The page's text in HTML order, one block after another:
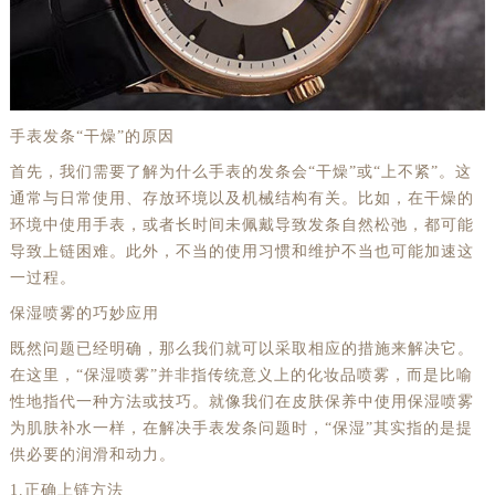
手表发条“干燥”的原因
首先，我们需要了解为什么手表的发条会“干燥”或“上不紧”。这
通常与日常使用、存放环境以及机械结构有关。比如，在干燥的
环境中使用手表，或者长时间未佩戴导致发条自然松弛，都可能
导致上链困难。此外，不当的使用习惯和维护不当也可能加速这
一过程。
保湿喷雾的巧妙应用
既然问题已经明确，那么我们就可以采取相应的措施来解决它。
在这里，“保湿喷雾”并非指传统意义上的化妆品喷雾，而是比喻
性地指代一种方法或技巧。就像我们在皮肤保养中使用保湿喷雾
为肌肤补水一样，在解决手表发条问题时，“保湿”其实指的是提
供必要的润滑和动力。
1.正确上链方法